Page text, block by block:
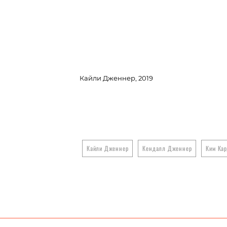
Кайли Дженнер, 2019
Кайли Дженнер Кендалл Дженнер Ким